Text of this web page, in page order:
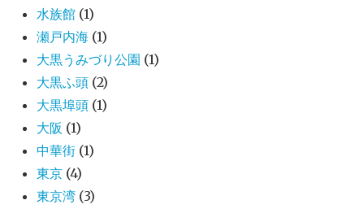
水族館 (1)
瀬戸内海 (1)
大黒うみづり公園 (1)
大黒ふ頭 (2)
大黒埠頭 (1)
大阪 (1)
中華街 (1)
東京 (4)
東京湾 (3)